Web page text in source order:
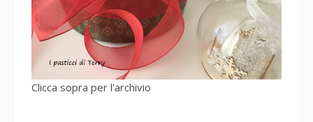
Clicca sopra per l'archivio